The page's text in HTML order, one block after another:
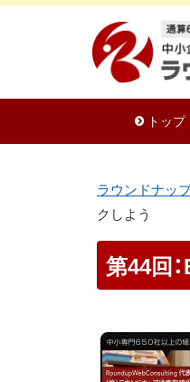
トップ
ラウンドナッ
クしよう
第44回